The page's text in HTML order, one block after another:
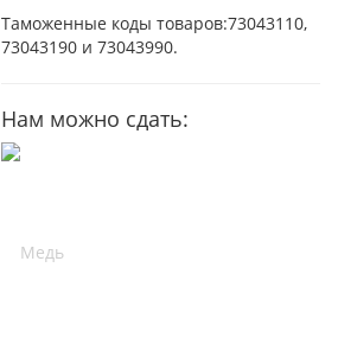
Таможенные коды товаров:73043110,
73043190 и 73043990.
Нам можно сдать: